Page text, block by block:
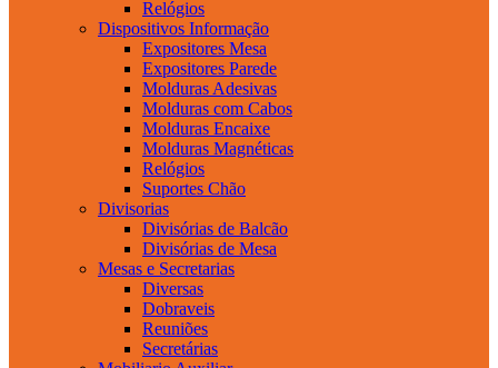
Relógios
Dispositivos Informação
Expositores Mesa
Expositores Parede
Molduras Adesivas
Molduras com Cabos
Molduras Encaixe
Molduras Magnéticas
Relógios
Suportes Chão
Divisorias
Divisórias de Balcão
Divisórias de Mesa
Mesas e Secretarias
Diversas
Dobraveis
Reuniões
Secretárias